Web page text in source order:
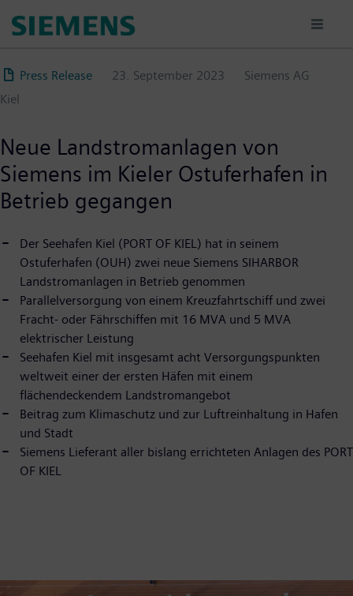
zum
Press Release
23. September 2023
Siemens AG
Kiel
Neue Landstromanlagen von
Siemens im Kieler Ostuferhafen in
Betrieb gegangen
Der Seehafen Kiel (PORT OF KIEL) hat in seinem
Ostuferhafen (OUH) zwei neue Siemens SIHARBOR
Landstromanlagen in Betrieb genommen
Parallelversorgung von einem Kreuzfahrtschiff und zwei
Fracht- oder Fährschiffen mit 16 MVA und 5 MVA
elektrischer Leistung
Seehafen Kiel mit insgesamt acht Versorgungspunkten
weltweit einer der ersten Häfen mit einem
flächendeckendem Landstromangebot
Beitrag zum Klimaschutz und zur Luftreinhaltung in Hafen
und Stadt
Siemens Lieferant aller bislang errichteten Anlagen des PORT
OF KIEL